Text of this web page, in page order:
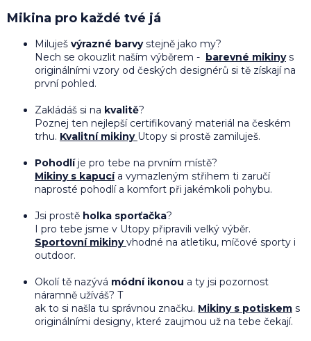
Mikina pro každé tvé já
Miluješ výrazné barvystejně jako my?
Nech se okouzlit naším výběrem -
barevné mikinys
originálními vzory od českých designérů si tě získají na
první pohled.
Zakládáš si na kvalitě?
Poznej ten nejlepší certifikovaný materiál na českém
trhu. Kvalitní mikiny Utopy si prostě zamiluješ.
Pohodlíje pro tebe na prvním místě?
Mikiny s kapucía vymazleným střihem ti zaručí
naprosté pohodlí a komfort při jakémkoli pohybu.
Jsi prostě holka sporťačka?
I pro tebe jsme v Utopy připravili velký výběr.
Sportovní mikinyvhodné na atletiku, míčové sporty i
outdoor.
Okolí tě nazývá módní ikonou a ty jsi pozornost
náramně užíváš? T
ak to si našla tu správnou značku. Mikiny s potiskem s
originálními designy, které zaujmou už na tebe čekají.